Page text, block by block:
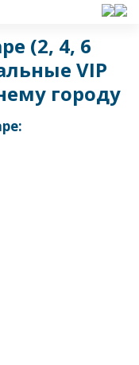
(2, 4, 6
VIP
городу